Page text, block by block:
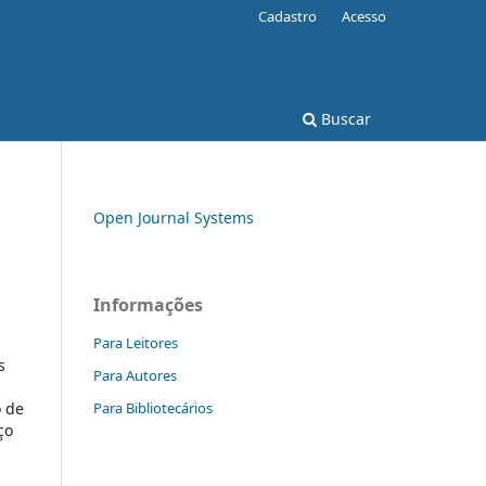
Buscar
Cadastro Acesso
de
Open Journal Systems
Informações
Para Leitores
Para Autores
Para Bibliotecários